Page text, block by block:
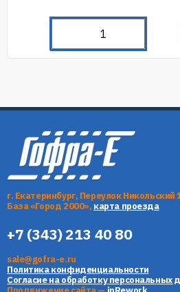
г. Екатеринбург, Переулок Никольский
База «Город 2000», карта проезда
+7 (343) 213 40 80
sale@gofra-e.ru
Политика конфиденциальности
Согласие на обработку персональных